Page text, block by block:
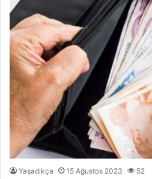
Yaşadıkça 15 Ağustos 2023 52